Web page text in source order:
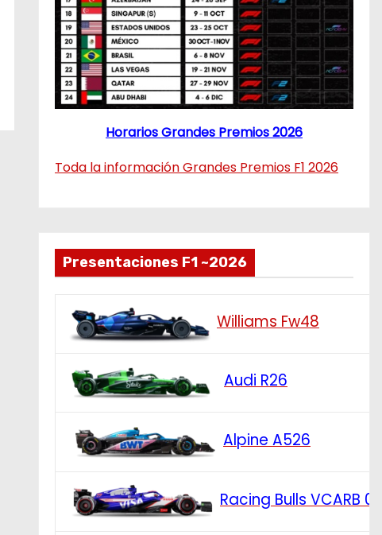
Horarios Grandes Premios 2026
Toda la información Grandes Premios F1 2026
Presentaciones F1 ~2026
Williams Fw48
Audi R26
Alpine A526
Racing Bulls VCARB 03